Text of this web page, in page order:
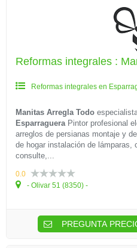
Reformas integrales :
Reformas integrales en
Manitas Arregla Todo
EsparragueraPintor profesional
arreglos de persianas montaje y
de hogar instalación de
consulte,...
0.0
- Olivar 51 (8350) -
PREGUNTA